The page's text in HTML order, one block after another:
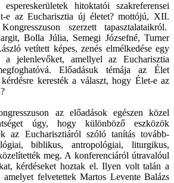
hitoktatói szakreferensei
e az Eucharisztia új életet? mottójú, XII.
szerzett tapasztalataikról.
Bolla Júlia, Semegi Józsefné, Turner
vetített képes, zenés elmélkedése egy
jelenlevőket, amellyel az Eucharisztia
Előadásuk témája az Élet
keresték a választ, hogy Élet-e az
az előadások egészen közel
úgy, hogy különböző eszközök
az Eucharisztiáról szóló tanítás tovább-
biblikus, antropológiai, liturgikus,
meg. A konferenciáról útravalóul
kérdéseket hoztak el. Ilyen volt talán a
amelyet felvetettek Martos Levente Balázs